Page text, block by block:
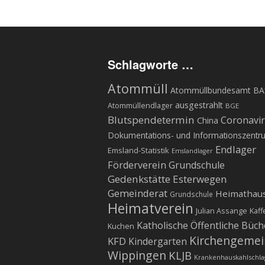
Schlagworte …
Atommüll Atommüllbundesamt
Atommüllendlager ausgestrahlt BGE
Blutspendetermin China
Dokumentations- und
Emsland-Statistik Emslandlager Endlager
Förderverein Grundschule
Gedenkstätte Esterwegen
Gemeinderat Grundschule
Heimatverein Julian Assange
Kuchen Katholische Öffentliche
KFD Kindergarten
Wippingen KLJB